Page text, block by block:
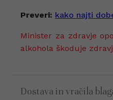
Preveri: kako najti
Minister za zdravje
alkohola škoduje
Dostava in vračila